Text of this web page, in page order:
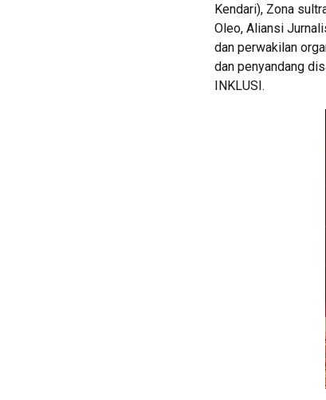
Kendari), Zona
Oleo, Aliansi
dan perwakilan
dan penyandang
INKLUSI.